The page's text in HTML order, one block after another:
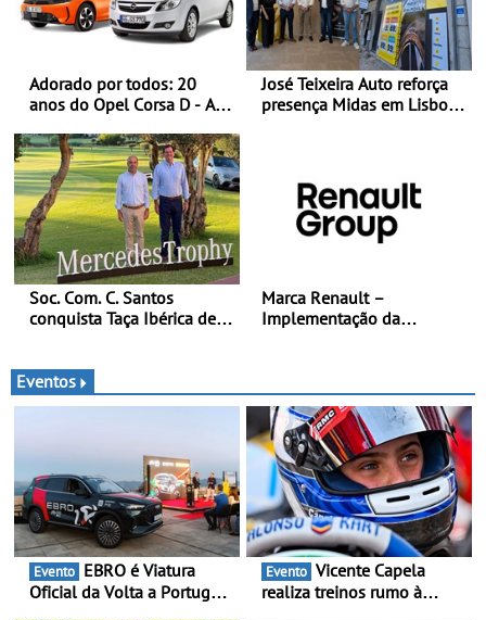
Adorado por todos: 20
anos do Opel Corsa D - A
celebra a estreia mundial
no Salão Internacional do
Automóvel Britânico, em
Londres
José Teixeira Auto reforça
presença Midas em Lisboa
Soc. Com. C. Santos
conquista Taça Ibérica de
Marca Renault –
Implementação da
valor
Eventos
Evento
Oficial da Volta a Portugal
Evento
realiza treinos rumo à